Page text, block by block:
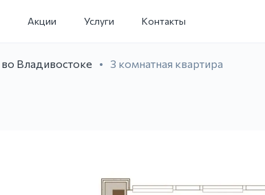
Акции Услуги Контакты
Владивостоке 3 комнатная квартира